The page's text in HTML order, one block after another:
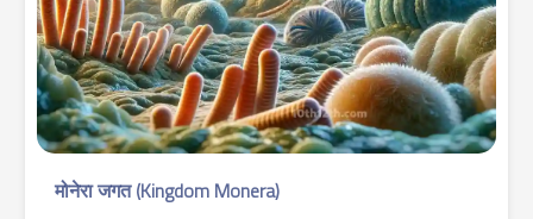
मोनेरा जगत (Kingdom Monera)